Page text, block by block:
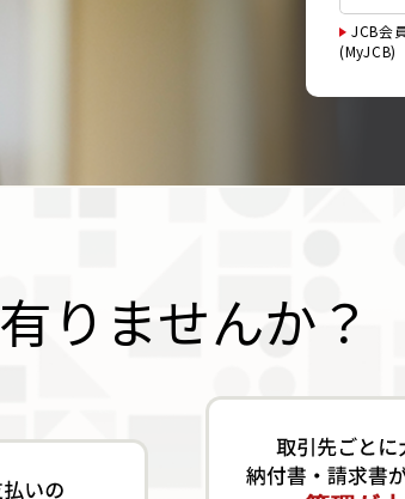
JCB会
(MyJCB)
有りませんか？